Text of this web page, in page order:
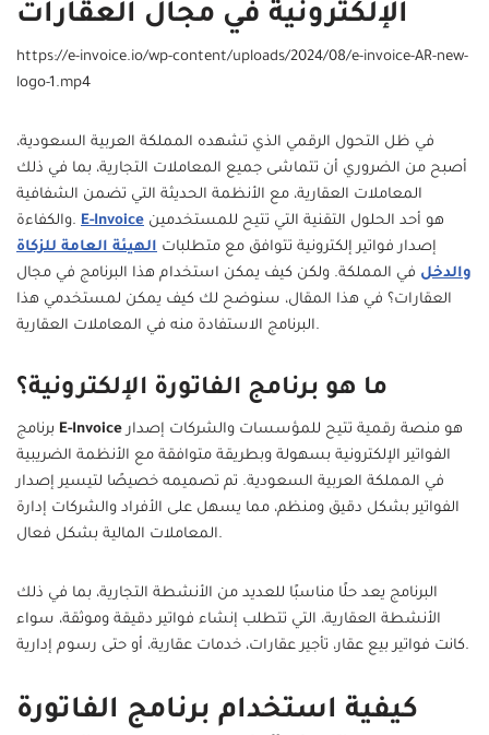
الإلكترونية في مجال العقارات
https://e-invoice.io/wp-content/uploads/2024/08/e-invoice-AR-new-
logo-1.mp4
في ظل التحول الرقمي الذي تشهده المملكة العربية السعودية،
أصبح من الضروري أن تتماشى جميع المعاملات التجارية، بما في ذلك
المعاملات العقارية، مع الأنظمة الحديثة التي تضمن الشفافية
والكفاءة. E-Invoice
إصدار فواتير إلكترونية تتوافق مع متطلبات الهيئة العامة للزكاة
والدخل في المملكة. ولكن كيف يمكن استخدام هذا البرنامج في مجال
العقارات؟ في هذا المقال، سنوضح لك كيف يمكن لمستخدمي هذا
البرنامج الاستفادة منه في المعاملات العقارية.
ما هو برنامج الفاتورة الإلكترونية؟
E-Invoiceهو منصة رقمية تتيح للمؤسسات والشركات إصدار
الفواتير الإلكترونية بسهولة وبطريقة متوافقة مع الأنظمة الضريبية
في المملكة العربية السعودية. تم تصميمه خصيصًا لتيسير إصدار
الفواتير بشكل دقيق ومنظم، مما يسهل على الأفراد والشركات إدارة
المعاملات المالية بشكل فعال.
البرنامج يعد حلًا مناسبًا للعديد من الأنشطة التجارية، بما في ذلك
الأنشطة العقارية، التي تتطلب إنشاء فواتير دقيقة وموثقة، سواء
كانت فواتير بيع عقار، تأجير عقارات، خدمات عقارية، أو حتى رسوم إدارية.
كيفية استخدام برنامج الفاتورة